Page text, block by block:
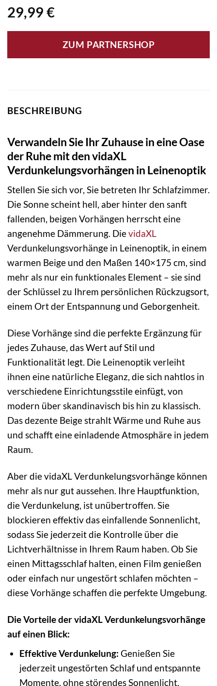
29,99 €
ZUM PARTNERSHOP
BESCHREIBUNG
Verwandeln Sie Ihr Zuhause in eine Oase
der Ruhe mit den vidaXL
Verdunkelungsvorhängen in Leinenoptik
Stellen Sie sich vor, Sie betreten Ihr Schlafzimmer.
Die Sonne scheint hell, aber hinter den sanft
fallenden, beigen Vorhängen herrscht eine
angenehme Dämmerung. DievidaXL
Verdunkelungsvorhänge in Leinenoptik, in einem
warmen Beige und den Maßen 140×175 cm, sind
mehr als nur ein funktionales Element – sie sind
der Schlüssel zu Ihrem persönlichen Rückzugsort,
einem Ort der Entspannung und Geborgenheit.
Diese Vorhänge sind die perfekte Ergänzung für
jedes Zuhause, das Wert auf Stil und
Funktionalität legt. Die Leinenoptik verleiht
ihnen eine natürliche Eleganz, die sich nahtlos in
verschiedene Einrichtungsstile einfügt, von
modern über skandinavisch bis hin zu klassisch.
Das dezente Beige strahlt Wärme und Ruhe aus
und schafft eine einladende Atmosphäre in jedem
Raum.
Aber die vidaXL Verdunkelungsvorhänge können
mehr als nur gut aussehen. Ihre Hauptfunktion,
die Verdunkelung, ist unübertroffen. Sie
blockieren effektiv das einfallende Sonnenlicht,
sodass Sie jederzeit die Kontrolle über die
Lichtverhältnisse in Ihrem Raum haben. Ob Sie
einen Mittagsschlaf halten, einen Film genießen
oder einfach nur ungestört schlafen möchten –
diese Vorhänge schaffen die perfekte Umgebung.
Die Vorteile der vidaXL Verdunkelungsvorhänge
auf einen Blick:
Effektive Verdunkelung: Genießen Sie
jederzeit ungestörten Schlaf und entspannte
Momente, ohne störendes Sonnenlicht.